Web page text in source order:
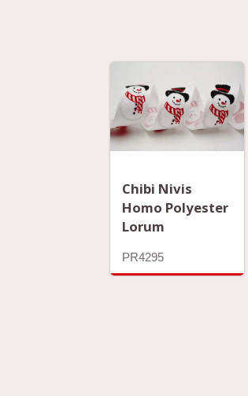
Chibi Nivis
Homo Polyester
Lorum
PR4295